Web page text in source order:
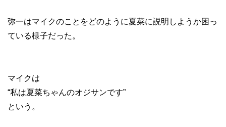
弥一はマイクのことをどのように夏菜に説明しようか困っ
ている様子だった。
マイクは
“私は夏菜ちゃんのオジサンです”
という。